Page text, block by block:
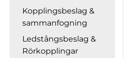
Kopplingsbeslag &
sammanfogning
Ledstångsbeslag &
Rörkopplingar